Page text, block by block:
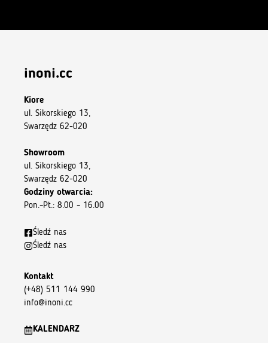
inoni.cc
Kiore
ul. Sikorskiego 13,
Swarzędz 62-020
Showroom
ul. Sikorskiego 13,
Swarzędz 62-020
Godziny otwarcia:
Pon.–Pt.: 8.00 – 16.00
Śledź nas
Śledź nas
Kontakt
(+48) 511 144 990
info@inoni.cc
KALENDARZ